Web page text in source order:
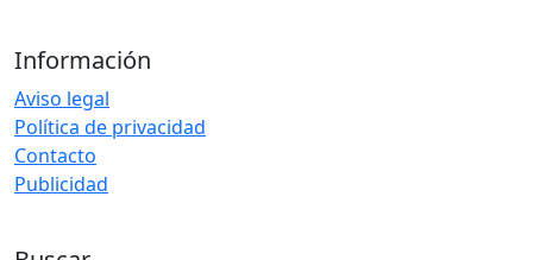
Información
Aviso legal
Política de privacidad
Contacto
Publicidad